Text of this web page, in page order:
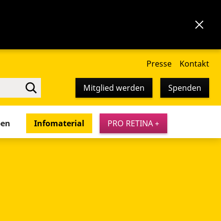
Presse Kontakt
Mitglied werden Spenden
Infomaterial PRO RETINA +